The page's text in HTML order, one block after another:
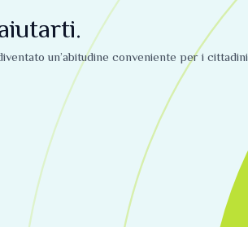
un’abitudine conveniente per i cittadini